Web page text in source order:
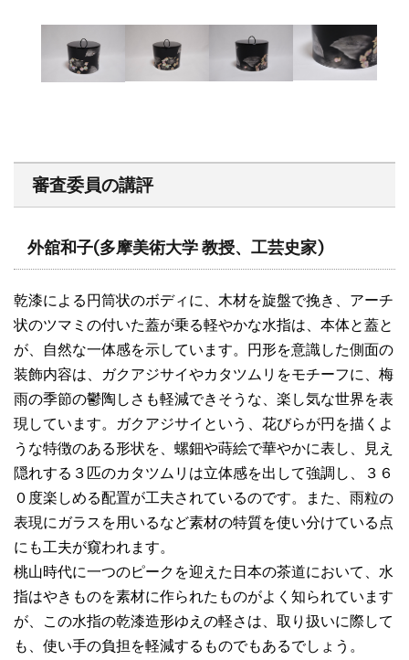
審査委員の講評
外舘和子(多摩美術大学 教授、工芸史家)
乾漆による円筒状のボディに、木材を旋盤で挽き、アーチ
状のツマミの付いた蓋が乗る軽やかな水指は、本体と蓋と
が、自然な一体感を示しています。円形を意識した側面の
装飾内容は、ガクアジサイやカタツムリをモチーフに、梅
雨の季節の鬱陶しさも軽減できそうな、楽し気な世界を表
現しています。ガクアジサイという、花びらが円を描くよ
うな特徴のある形状を、螺鈿や蒔絵で華やかに表し、見え
隠れする３匹のカタツムリは立体感を出して強調し、３６
０度楽しめる配置が工夫されているのです。また、雨粒の
表現にガラスを用いるなど素材の特質を使い分けている点
にも工夫が窺われます。
桃山時代に一つのピークを迎えた日本の茶道において、水
指はやきものを素材に作られたものがよく知られています
が、この水指の乾漆造形ゆえの軽さは、取り扱いに際して
も、使い手の負担を軽減するものでもあるでしょう。